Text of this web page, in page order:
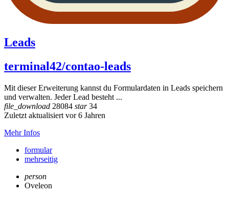
Leads
terminal42/contao-leads
Mit dieser Erweiterung kannst du Formulardaten in Leads speichern
und verwalten. Jeder Lead besteht ...
file_download 28084 star34
Zuletzt aktualisiert vor 6 Jahren
Mehr Infos
formular
mehrseitig
person
Oveleon